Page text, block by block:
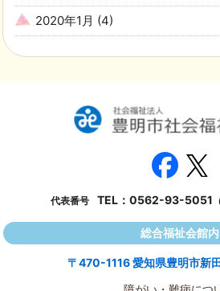
2020年1月 (4)
代表番号 TEL： 0562-93-5051
総合福祉会館内
〒470-1116 愛知県豊明市新